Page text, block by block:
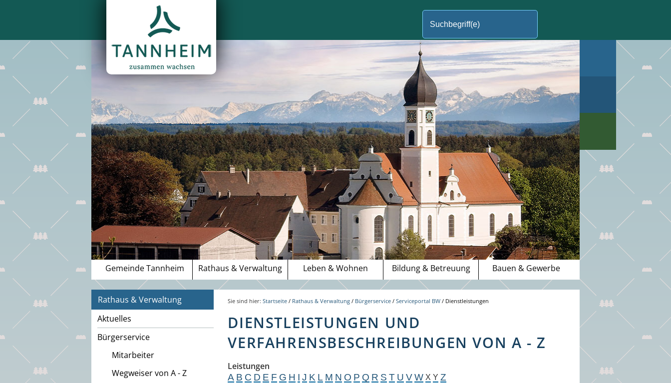
Gemeinde Tannheim Rathaus & Verwaltung Leben & Wohnen Bildung & Betreuung Bauen & Gewerbe
Rathaus & Verwaltung
Aktuelles
Bürgerservice
Mitarbeiter
Wegweiser von A - Z
Sie sind hier:Startseite / Rathaus & Verwaltung / Bürgerservice /Serviceportal BW / Dienstleistungen
DIENSTLEISTUNGEN UND
VERFAHRENSBESCHREIBUNGEN VON A - Z
Leistungen
A B C D E F G H I J K L M N O P Q R S T U V W X Y Z